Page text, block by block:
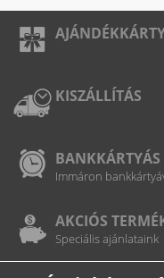
KISZÁLLÍTÁS
BANKKÁRTYÁS
Immáron
AKCIÓS
Speciális ajánlataink